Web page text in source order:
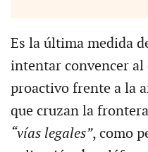
Es la última medida
intentar convencer al
proactivo frente a la
que cruzan la
“vías legales”, como